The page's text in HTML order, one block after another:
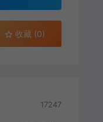
收藏 (0)
17247